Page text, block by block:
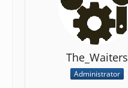
The_Waiters
Administrator